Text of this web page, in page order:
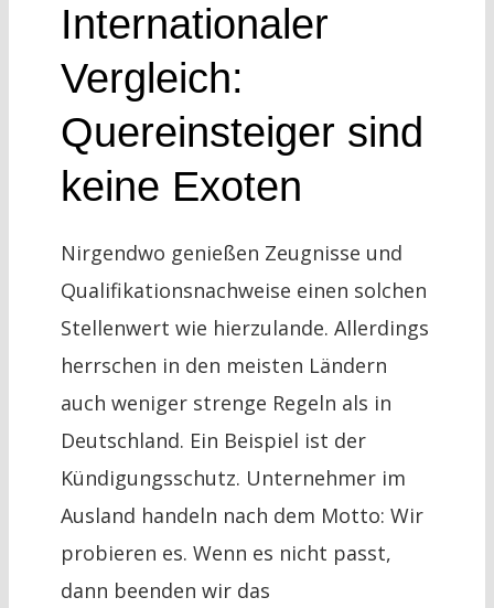
Internationaler
Vergleich:
Quereinsteiger sind
keine Exoten
Nirgendwo genießen Zeugnisse und
Qualifikationsnachweise einen solchen
Stellenwert wie hierzulande. Allerdings
herrschen in den meisten Ländern
auch weniger strenge Regeln als in
Deutschland. Ein Beispiel ist der
Kündigungsschutz. Unternehmer im
Ausland handeln nach dem Motto: Wir
probieren es. Wenn es nicht passt,
dann beenden wir das